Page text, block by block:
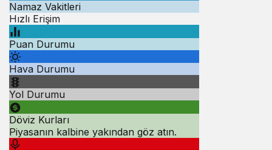
Namaz Vakitleri
Hızlı Erişim
Puan Durumu
Hava Durumu
Yol Durumu
Döviz Kurları
Piyasanın kalbine yakından göz atın.